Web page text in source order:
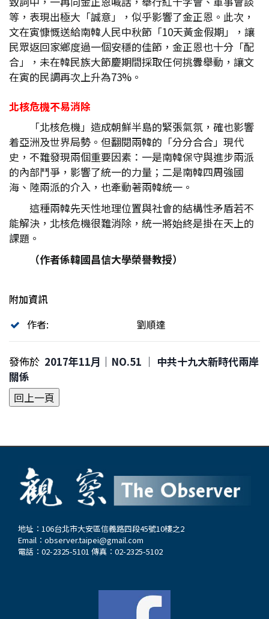
等，表現出極大「誠意」，似乎影響了金正恩。此次，
文在寅慷慨送給南韓人民中秋節「10天黃金假期」，讓
民眾返回家鄉度過一個安穩的佳節，金正恩也十分「配
合」，未在韓民族大節慶期間採取任何挑釁舉動，讓文
在寅的民調再次上升為73%。
北核危機不易消除
「北核危機」造成朝鮮半島的緊張氣氛，確也影響
着亞洲及世界局勢。但翻閱兩韓的「分分合合」現代
史，不難發現兩個重要因素：一是南韓保守與進步兩派
的內部鬥爭，影響了統一的力量；二是南韓四周強國
海、陸兩派的介入，也牽動著兩韓統一。
這種兩韓先天性地理位置與社會的結構性矛盾若不
能解決，北核危機很難消除，統一將始終是掛在天上的
課題。
（作者係韓國昌信大學榮譽教授）
附加資訊
作者:
劉順達
發佈於 2017年11月｜NO.51 │ 中共十九大新時代兩岸
關係
地址：106台北市大安區信義路四段45號10樓之2
Email： observer.taipei@gmail.com
電話：02-2325-5101 傳真：02-2325-5102